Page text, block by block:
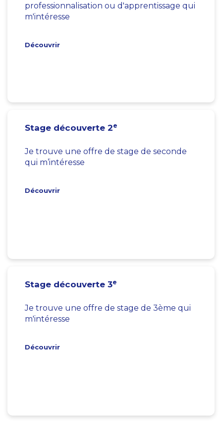
professionnalisation ou d'apprentissage qui
m'intéresse
Découvrir
Stage découverte 2e
Je trouve une offre de stage de seconde
qui m’intéresse
Découvrir
Stage découverte 3e
Je trouve une offre de stage de 3ème qui
m'intéresse
Découvrir